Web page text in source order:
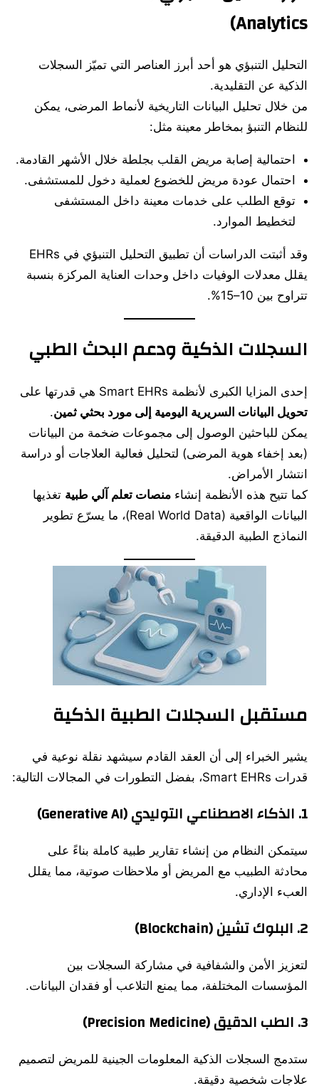
Analytics)
التحليل التنبؤي هو أحد أبرز العناصر التي تميّز السجلات
الذكية عن التقليدية.
من خلال تحليل البيانات التاريخية لأنماط المرضى، يمكن
للنظام التنبؤ بمخاطر معينة مثل:
احتمالية إصابة مريض القلب بجلطة خلال الأشهر القادمة.
احتمال عودة مريض للخضوع لعملية دخول للمستشفى.
توقع الطلب على خدمات معينة داخل المستشفى
لتخطيط الموارد.
وقد أثبتت الدراسات أن تطبيق التحليل التنبؤي في EHRs
يقلل معدلات الوفيات داخل وحدات العناية المركزة بنسبة
تتراوح بين 10–15%.
السجلات الذكية ودعم البحث الطبي
إحدى المزايا الكبرى لأنظمة Smart EHRs هي قدرتها على
تحويل البيانات السريرية اليومية إلى مورد بحثي ثمين.
يمكن للباحثين الوصول إلى مجموعات ضخمة من البيانات
(بعد إخفاء هوية المرضى) لتحليل فعالية العلاجات أو دراسة
انتشار الأمراض.
كما تتيح هذه الأنظمة إنشاء منصات تعلم آلي طبية تغذيها
البيانات الواقعية (Real World Data)، ما يسرّع تطوير
النماذج الطبية الدقيقة.
مستقبل السجلات الطبية الذكية
يشير الخبراء إلى أن العقد القادم سيشهد نقلة نوعية في
قدرات Smart EHRs، بفضل التطورات في المجالات التالية:
1. الذكاء الاصطناعي التوليدي (Generative AI)
سيتمكن النظام من إنشاء تقارير طبية كاملة بناءً على
محادثة الطبيب مع المريض أو ملاحظات صوتية، مما يقلل
العبء الإداري.
2. البلوك تشين (Blockchain)
لتعزيز الأمن والشفافية في مشاركة السجلات بين
المؤسسات المختلفة، مما يمنع التلاعب أو فقدان البيانات.
3. الطب الدقيق (Precision Medicine)
ستدمج السجلات الذكية المعلومات الجينية للمريض لتصميم
علاجات شخصية دقيقة.